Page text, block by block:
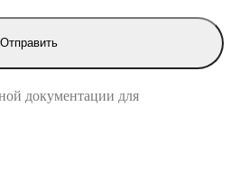
Отправить
документации для